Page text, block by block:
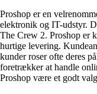
Proshop er en
elektronik og IT-udstyr.
The Crew 2. Proshop er
hurtige levering.
kunder roser ofte deres
foretrækker at handle
Proshop være et godt